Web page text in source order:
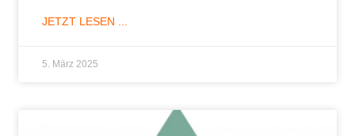
JETZT LESEN ...
5. März 2025